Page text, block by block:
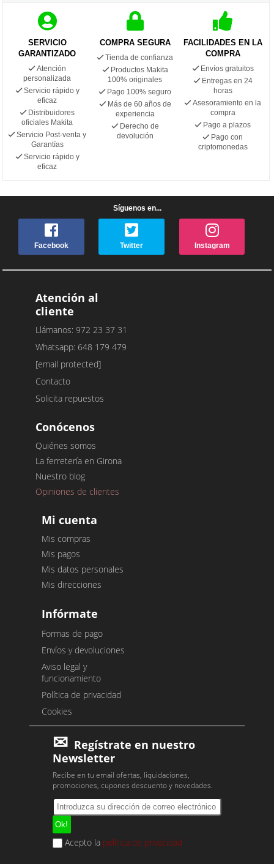
SERVICIO
GARANTIZADO
Atención
personalizada
Servicio rápido y
eficaz
Distribuidores
oficiales Makita
Servicio Post-venta y
Garantías
Servicio rápido y
eficaz
COMPRA SEGURA
Tienda de confianza
Productos Makita
100% originales
Pago 100% seguro
Más de 60 años de
experiencia
Derecho de
devolución
FACILIDADES EN LA
COMPRA
Envíos gratuitos
Entregas en 24
horas
Asesoramiento en la
compra
Pago a plazos
Pago con
criptomonedas
Síguenos en...
Facebook Twitter Instagram
Atención al
cliente
Llámanos: 972 23 37 31
Whatsapp: 648 179 479
[email protected]
Contacto
Solicita repuestos
Conócenos
Quiénes somos
La ferretería en Girona
Nuestro blog
Opiniones de clientes
Mi cuenta
Mis compras
Mis pagos
Mis datos personales
Mis direcciones
Infórmate
Formas de pago
Envíos y devoluciones
Aviso legal y
funcionamiento
Política de privacidad
Cookies
Regístrate en nuestro
Newsletter
Recibe en tu email ofertas, liquidaciones,
promociones, cupones descuento y novedades.
Acepto la política de privacidad